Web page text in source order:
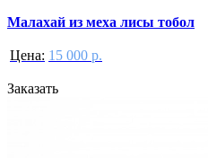
Малахай из меха лисы тобол
Цена: 15 000 р.
Заказать